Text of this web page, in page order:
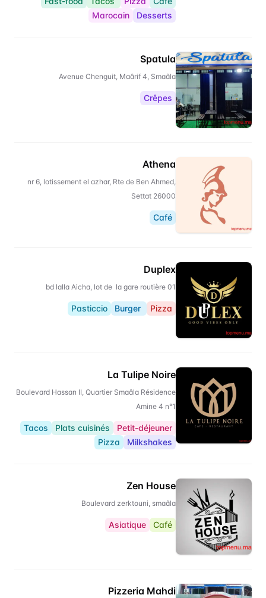
Desserts
Marocain
Spatula
Avenue Chenguit, Maârif 4, Smaâla
Crêpes
Athena
nr 6, lotissement el azhar, Rte de Ben Ahmed,
Settat 26000
Café
Duplex
01 bd lalla Aicha, lot de la gare routière
Pizza
Pasticcio
La Tulipe Noire
Boulevard Hassan II, Quartier Smaâla Résidence
Amine 4 n°1
Petit-déjeuner
Plats cuisinés
Tacos
Milkshakes
Pizza
Zen House
Boulevard zerktouni, smaâla
Café
Asiatique
Pizzeria Mahdi